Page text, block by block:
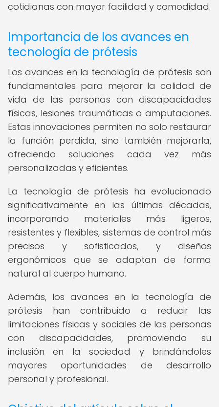
cotidianas con mayor facilidad y comodidad.
Importancia de los avances en
tecnología de prótesis
Los avances en la tecnología de prótesis son
fundamentales para mejorar la calidad de
vida de las personas con discapacidades
físicas, lesiones traumáticas o amputaciones.
Estas innovaciones permiten no solo restaurar
la función perdida, sino también mejorarla,
ofreciendo soluciones cada vez más
personalizadas y eficientes.
La tecnología de prótesis ha evolucionado
significativamente en las últimas décadas,
incorporando materiales más ligeros,
resistentes y flexibles, sistemas de control más
precisos y sofisticados, y diseños
ergonómicos que se adaptan de forma
natural al cuerpo humano.
Además, los avances en la tecnología de
prótesis han contribuido a reducir las
limitaciones físicas y sociales de las personas
con discapacidades, promoviendo su
inclusión en la sociedad y brindándoles
mayores oportunidades de desarrollo
personal y profesional.